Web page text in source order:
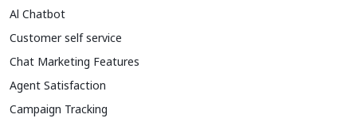
Al Chatbot
Customer self service
Chat Marketing Features
Agent Satisfaction
Campaign Tracking